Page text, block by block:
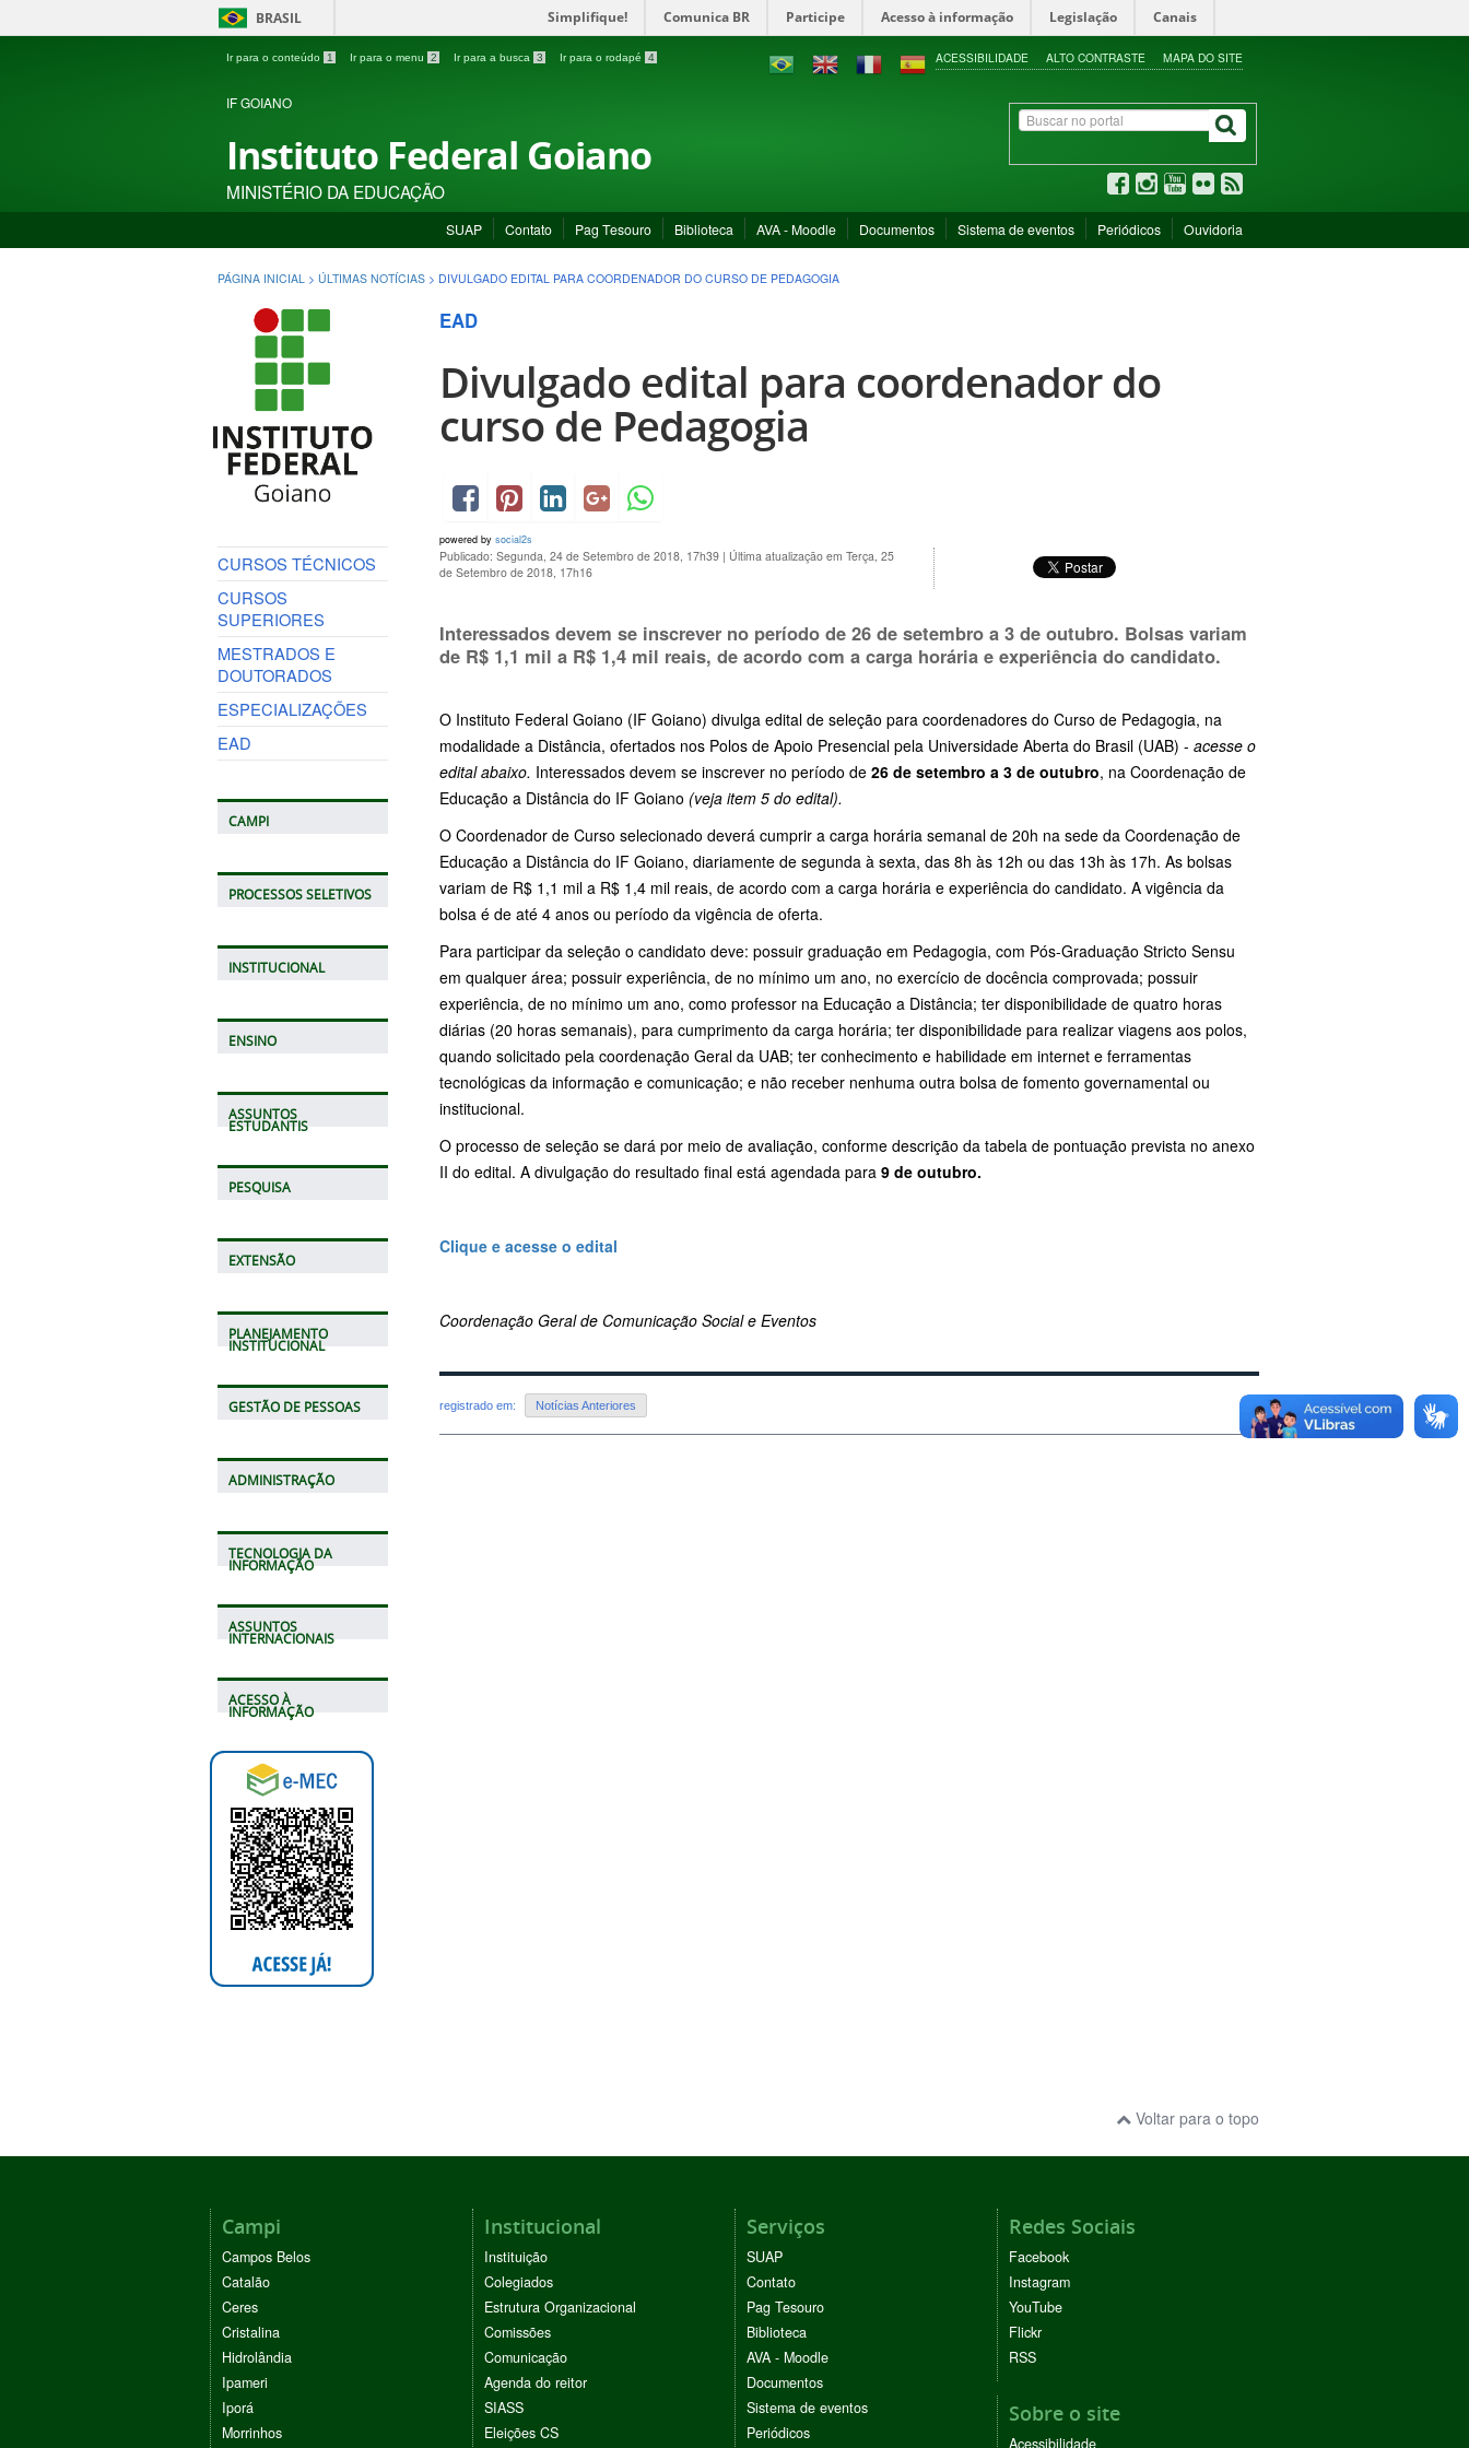
BRASIL Simplifique! Comunica BR Participe Acesso à informação Legislação Canais
Ir para o conteúdo 1 Ir para o menu 2 Ir para a busca 3 Ir para o rodapé 4 ACESSIBILIDADE ALTO CONTRASTE MAPA DO SITE
IF GOIANO
Instituto Federal Goiano
MINISTÉRIO DA EDUCAÇÃO
SUAP Contato Pag Tesouro Biblioteca AVA - Moodle Documentos Sistema de eventos Periódicos Ouvidoria
PÁGINA INICIAL > ÚLTIMAS NOTÍCIAS > DIVULGADO EDITAL PARA COORDENADOR DO CURSO DE PEDAGOGIA
CURSOS TÉCNICOS
CURSOS
SUPERIORES
MESTRADOS E
DOUTORADOS
ESPECIALIZAÇÕES
EAD
CAMPI
PROCESSOS SELETIVOS
INSTITUCIONAL
ENSINO
ASSUNTOS
ESTUDANTIS
PESQUISA
EXTENSÃO
PLANEJAMENTO
INSTITUCIONAL
GESTÃO DE PESSOAS
ADMINISTRAÇÃO
TECNOLOGIA DA
INFORMAÇÃO
ASSUNTOS
INTERNACIONAIS
ACESSO À
INFORMAÇÃO
EAD
Divulgado edital para coordenador do
curso de Pedagogia
powered by social2s
Publicado: Segunda, 24 de Setembro de 2018, 17h39 | Última atualização em Terça, 25
de Setembro de 2018, 17h16
Interessados devem se inscrever no período de 26 de setembro a 3 de outubro. Bolsas variam
de R$ 1,1 mil a R$ 1,4 mil reais, de acordo com a carga horária e experiência do candidato.
O Instituto Federal Goiano (IF Goiano) divulga edital de seleção para coordenadores do Curso de Pedagogia, na
modalidade a Distância, ofertados nos Polos de Apoio Presencial pela Universidade Aberta do Brasil (UAB) - acesse o
edital abaixo. Interessados devem se inscrever no período de 26 de setembro a 3 de outubro, na Coordenação de
Educação a Distância do IF Goiano (veja item 5 do edital).
O Coordenador de Curso selecionado deverá cumprir a carga horária semanal de 20h na sede da Coordenação de
Educação a Distância do IF Goiano, diariamente de segunda à sexta, das 8h às 12h ou das 13h às 17h. As bolsas
variam de R$ 1,1 mil a R$ 1,4 mil reais, de acordo com a carga horária e experiência do candidato. A vigência da
bolsa é de até 4 anos ou período da vigência de oferta.
Para participar da seleção o candidato deve: possuir graduação em Pedagogia, com Pós-Graduação Stricto Sensu
em qualquer área; possuir experiência, de no mínimo um ano, no exercício de docência comprovada; possuir
experiência, de no mínimo um ano, como professor na Educação a Distância; ter disponibilidade de quatro horas
diárias (20 horas semanais), para cumprimento da carga horária; ter disponibilidade para realizar viagens aos polos,
quando solicitado pela coordenação Geral da UAB; ter conhecimento e habilidade em internet e ferramentas
tecnológicas da informação e comunicação; e não receber nenhuma outra bolsa de fomento governamental ou
institucional.
O processo de seleção se dará por meio de avaliação, conforme descrição da tabela de pontuação prevista no anexo
II do edital. A divulgação do resultado final está agendada para 9 de outubro.
Clique e acesse o edital
Coordenação Geral de Comunicação Social e Eventos
registrado em: Notícias Anteriores
Voltar para o topo
Campi
Campos Belos
Catalão
Ceres
Cristalina
Hidrolândia
Ipameri
Iporá
Morrinhos
Institucional
Instituição
Colegiados
Estrutura Organizacional
Comissões
Comunicação
Agenda do reitor
SIASS
Eleições CS
Serviços
SUAP
Contato
Pag Tesouro
Biblioteca
AVA - Moodle
Documentos
Sistema de eventos
Periódicos
Redes Sociais
Facebook
Instagram
YouTube
Flickr
RSS
Sobre o site